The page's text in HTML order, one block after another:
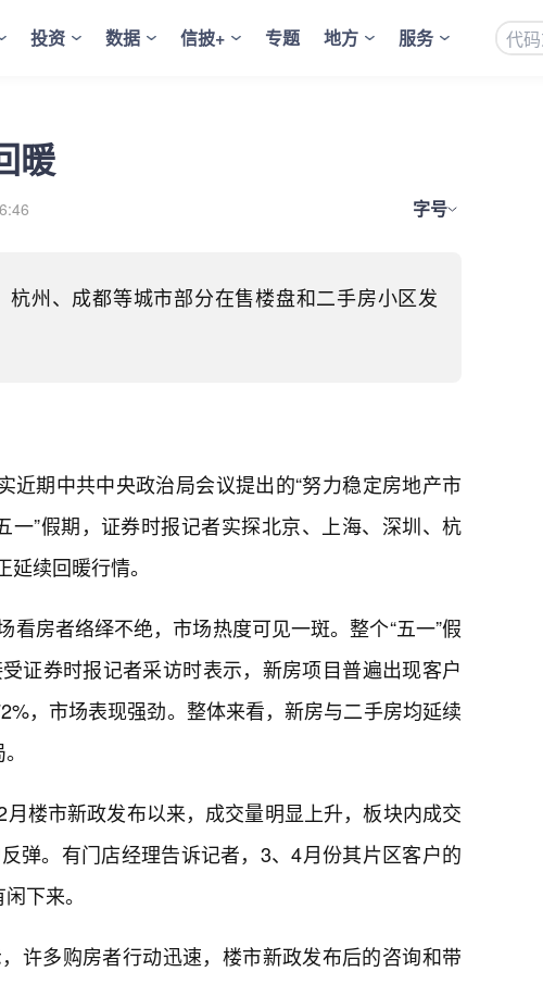
投资 数据 信披+ 专题 地方 服务
暖
字号
州、成都等城市部分在售楼盘和二手房小区发
近期中共中央政治局会议提出的“努力稳定房地产市
一”假期，证券时报记者实探北京、上海、深圳、杭
续回暖行情。
房者络绎不绝，市场热度可见一斑。整个“五一”假
证券时报记者采访时表示，新房项目普遍出现客户
，市场表现强劲。整体来看，新房与二手房均延续
楼市新政发布以来，成交量明显上升，板块内成交
弹。有门店经理告诉记者，3、4月份其片区客户的
下来。
许多购房者行动迅速，楼市新政发布后的咨询和带